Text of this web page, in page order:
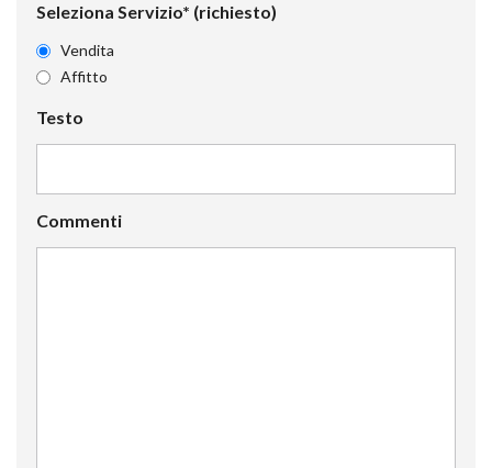
Seleziona Servizio* (richiesto)
Vendita
Affitto
Testo
Commenti